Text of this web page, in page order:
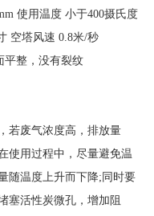
使用温度 小于400摄氏度
空塔风速 0.8米/秒
平整，没有裂纹
若废气浓度高，排放量
使用过程中，尽量避免温
随温度上升而下降;同时要
塞活性炭微孔，增加阻